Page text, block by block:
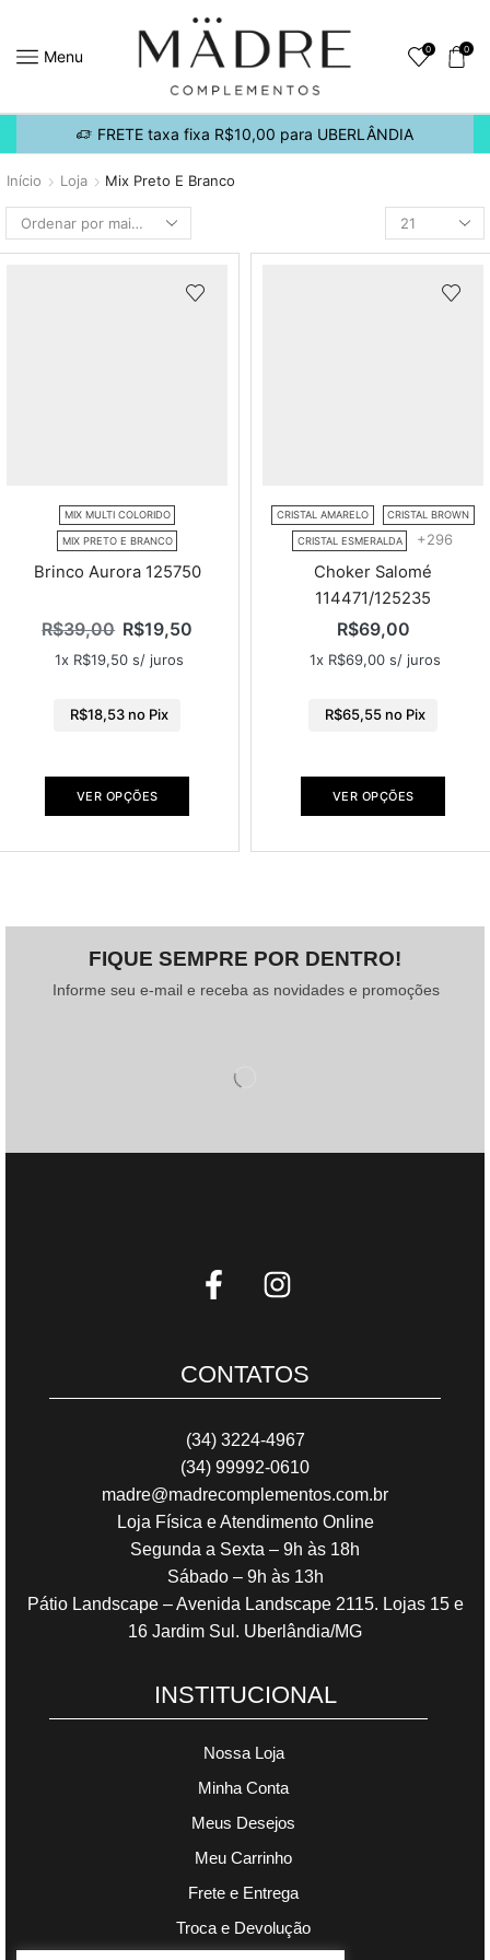
Menu 0 0
FRETE taxa fixa R$10,00 para UBERLÂNDIA
Início Loja Mix Preto E Branco
MIX MULTI COLORIDO
MIX PRETO E BRANCO
Brinco Aurora 125750
R$39,00 R$19,50
1x R$19,50s/ juros
R$18,53 no Pix
VER OPÇÕES
CRISTAL AMARELO CRISTAL BROWN
CRISTAL ESMERALDA +296
Choker Salomé
114471/125235
R$69,00
1x R$69,00s/ juros
R$65,55 no Pix
VER OPÇÕES
FIQUE SEMPRE POR DENTRO!
Informe seu e-mail e receba as novidades e promoções
CONTATOS
(34) 3224-4967
(34) 99992-0610
madre@madrecomplementos.com.br
Loja Física e Atendimento Online
Segunda a Sexta – 9h às 18h
Sábado – 9h às 13h
Pátio Landscape – Avenida Landscape 2115. Lojas 15 e
16 Jardim Sul. Uberlândia/MG
INSTITUCIONAL
Nossa Loja
Minha Conta
Meus Desejos
Meu Carrinho
Frete e Entrega
Troca e Devolução